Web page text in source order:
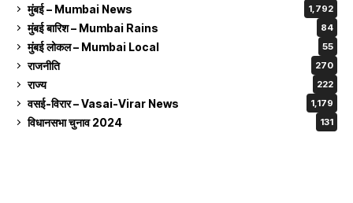
मुंबई – Mumbai News 1,792
मुंबई बारिश – Mumbai Rains 84
मुंबई लोकल – Mumbai Local 55
राजनीति 270
राज्य 222
वसई-विरार – Vasai-Virar News 1,179
विधानसभा चुनाव 2024 131